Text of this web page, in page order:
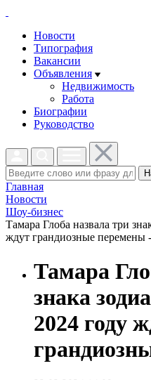
Новости
Типография
Вакансии
Объявления
Недвижимость
Работа
Биографии
Руководство
Главная
Новости
Шоу-бизнес
Тамара Глоба назвала три
ждут грандиозные перемены
Тамара
знака
2024 году